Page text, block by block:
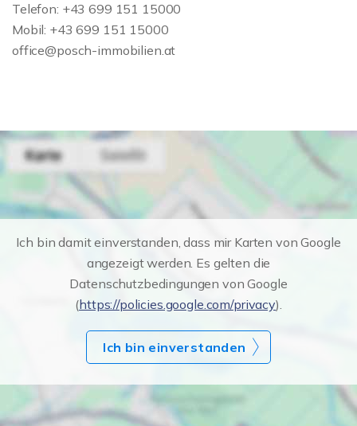
Telefon: +43 699 151 15000
Mobil: +43 699 151 15000
office@posch-immobilien.at
Ich bin damit einverstanden, dass mir Karten von Google
angezeigt werden. Es gelten die
Datenschutzbedingungen von Google
(https://policies.google.com/privacy).
Ich bin einverstanden